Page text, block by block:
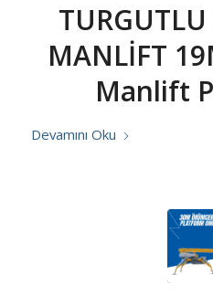
MANLİFT
Manlift
Devamını Oku